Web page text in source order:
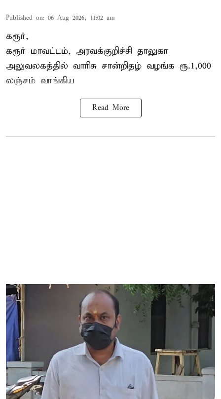
Published on: 06 Aug 2026, 11:02 am
கரூர்,
கரூர் மாவட்டம், அரவக்குறிச்சி தாலுகா
அலுவலகத்தில் வாரிசு சான்றிதழ் வழங்க ரூ.1,000
லஞ்சம் வாங்கிய
Read More